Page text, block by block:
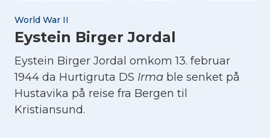
World War II
Eystein Birger Jordal
Eystein Birger Jordal omkom 13. februar
1944 da Hurtigruta DS Irma ble senket på
Hustavika på reise fra Bergen til
Kristiansund.